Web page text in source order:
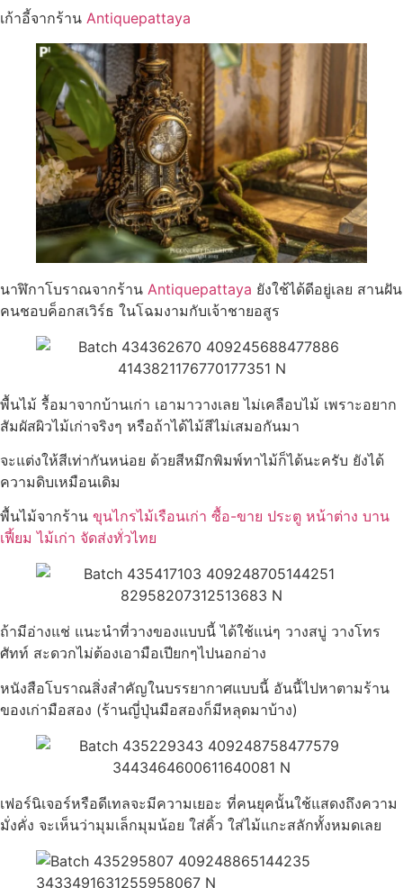
เก้าอี้จากร้าน Antiquepattaya
นาฬิกาโบราณจากร้าน Antiquepattaya ยังใช้ได้ดีอยู่เลย สานฝัน
คนชอบค็อกสเวิร์ธ ในโฉมงามกับเจ้าชายอสูร
พื้นไม้ รื้อมาจากบ้านเก่า เอามาวางเลย ไม่เคลือบไม้ เพราะอยาก
สัมผัสผิวไม้เก่าจริงๆ หรือถ้าได้ไม้สีไม่เสมอกันมา
จะแต่งให้สีเท่ากันหน่อย ด้วยสีหมึกพิมพ์ทาไม้ก็ได้นะครับ ยังได้
ความดิบเหมือนเดิม
พื้นไม้จากร้าน ขุนไกรไม้เรือนเก่า ซื้อ-ขาย ประตู หน้าต่าง บาน
เฟี้ยม ไม้เก่า จัดส่งทั่วไทย
ถ้ามีอ่างแช่ แนะนำที่วางของแบบนี้ ได้ใช้แน่ๆ วางสบู่ วางโทร
ศัทท์ สะดวกไม่ต้องเอามือเปียกๆไปนอกอ่าง
หนังสือโบราณสิ่งสำคัญในบรรยากาศแบบนี้ อันนี้ไปหาตามร้าน
ของเก่ามือสอง (ร้านญี่ปุ่นมือสองก็มีหลุดมาบ้าง)
เฟอร์นิเจอร์หรือดีเทลจะมีความเยอะ ที่คนยุคนั้นใช้แสดงถึงความ
มั่งคั่ง จะเห็นว่ามุมเล็กมุมน้อย ใส่คิ้ว ใส่ไม้แกะสลักทั้งหมดเลย